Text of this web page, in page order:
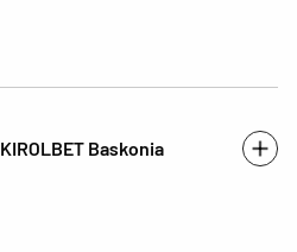
KIROLBET Baskonia